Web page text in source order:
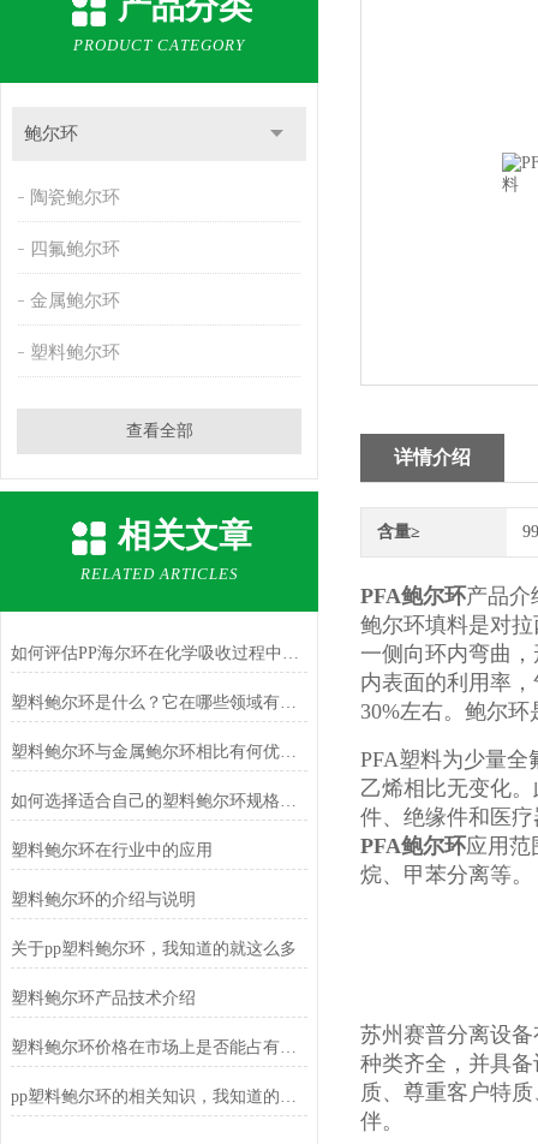
PRODUCT CATEGORY
鲍尔环
陶瓷鲍尔环
四氟鲍尔环
金属鲍尔环
塑料鲍尔环
查看全部
相关文章
RELATED ARTICLES
如何评估PP海尔环在化学吸收过程中的效率？
塑料鲍尔环是什么？它在哪些领域有应用？
塑料鲍尔环与金属鲍尔环相比有何优势？
如何选择适合自己的塑料鲍尔环规格和型号？
塑料鲍尔环在行业中的应用
塑料鲍尔环的介绍与说明
关于pp塑料鲍尔环，我知道的就这么多
塑料鲍尔环产品技术介绍
塑料鲍尔环价格在市场上是否能占有一席之地
pp塑料鲍尔环的相关知识，我知道的都在这儿了
详情介绍
含量≥
PFA鲍尔环产品介
鲍尔环填料是对
一侧向环内弯曲
内表面的利用率
30%左右。鲍尔
PFA塑料为少量
乙烯相比无变化
件、绝缘件和医
PFA鲍尔环应用范
烷、甲苯分离等。
苏州赛普分离设
种类齐全，并具
质、尊重客户特
伴。